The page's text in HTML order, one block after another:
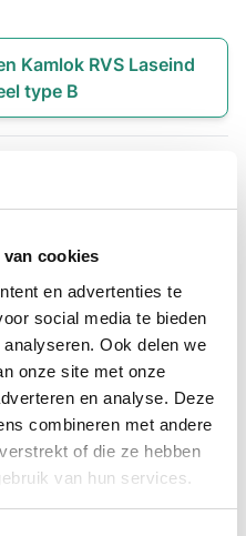
cookies
en advertenties te
social media te bieden
Ook delen we
onze site met onze
en analyse. Deze
combineren met andere
of die ze hebben
van hun services.
Kamlok RVS Laseind
type B
10